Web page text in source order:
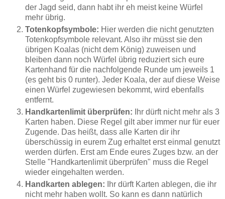
der Jagd seid, dann habt ihr eh meist keine Würfel
mehr übrig.
Totenkopfsymbole: Hier werden die nicht genutzten
Totenkopfsymbole relevant. Also ihr müsst sie den
übrigen Koalas (nicht dem König) zuweisen und
bleiben dann noch Würfel übrig reduziert sich eure
Kartenhand für die nachfolgende Runde um jeweils 1
(es geht bis 0 runter). Jeder Koala, der auf diese Weise
einen Würfel zugewiesen bekommt, wird ebenfalls
entfernt.
Handkartenlimit überprüfen:
Ihr dürft nicht mehr als 3
Karten haben. Diese Regel gilt aber immer nur für euer
Zugende. Das heißt, dass alle Karten dir ihr
überschüssig in eurem Zug erhaltet erst einmal genutzt
werden dürfen. Erst am Ende eures Zuges bzw. an der
Stelle "Handkartenlimit überprüfen" muss die Regel
wieder eingehalten werden.
Handkarten ablegen:
Ihr dürft Karten ablegen, die ihr
nicht mehr haben wollt. So kann es dann natürlich